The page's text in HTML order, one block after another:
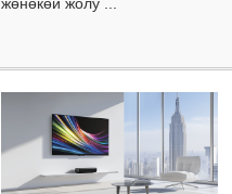
жөнөкөй жолу ...